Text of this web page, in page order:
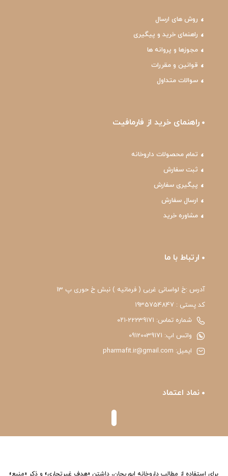
روش های ارسال
راهنمای خرید و پیگیری
مجوزها و پروانه ها
قوانین و مقررات
سوالات متداول
راهنمای خرید از فارمافیت
تمام محصولات داروخانه
ثبت سفارش
پیگیری سفارش
ارسال سفارش
مشاوره خرید
ارتباط با ما
آدرس :خ لواسانی غربی ( فرمانیه ) نبش خ حوری پ 13
کد پستی : 1935754847
شماره تماس: 22239171-۰۲۱
واتس اپ: 09120039171
ایمیل: pharmafit.ir@gmail.com
نماد اعتماد
برای استفاده از مطالب داروخانه ابوریحان، داشتن «هدف غیرتجاری» و ذکر «منبع»